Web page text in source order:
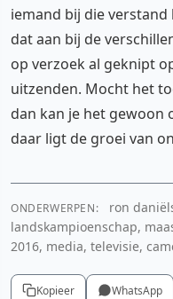
iemand bij die
dat aan bij de
op verzoek al geknipt
uitzenden. Mocht het
dan kan je het
daar ligt de groei van
ONDERWERPEN:
ron
landskampioenschap,
2016, media, televisie,
Kopieer WhatsApp